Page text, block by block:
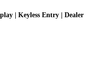
| Keyless Entry | Dealer